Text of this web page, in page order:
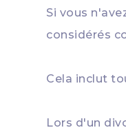
Si vous
considérés
Cela inclut
Lors d'un